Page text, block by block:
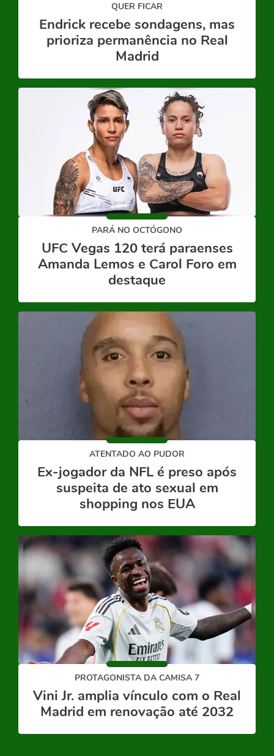
QUER FICAR
Endrick recebe sondagens, mas
prioriza permanência no Real
Madrid
PARÁ NO OCTÓGONO
UFC Vegas 120 terá paraenses
Amanda Lemos e Carol Foro em
destaque
ATENTADO AO PUDOR
Ex-jogador da NFL é preso após
suspeita de ato sexual em
shopping nos EUA
PROTAGONISTA DA CAMISA 7
Vini Jr. amplia vínculo com o Real
Madrid em renovação até 2032